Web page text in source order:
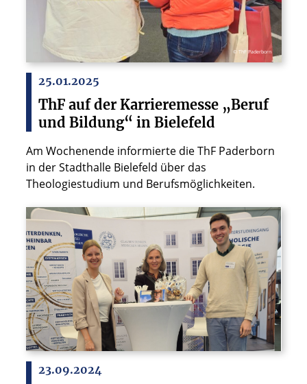
© ThF Paderborn
25.01.2025
ThF auf der Karrieremesse „Beruf
und Bildung“ in Bielefeld
Am Wochenende informierte die ThF Paderborn
in der Stadthalle Bielefeld über das
Theologiestudium und Berufsmöglichkeiten.
23.09.2024